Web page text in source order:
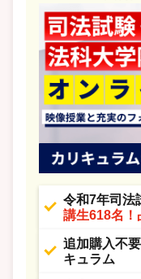
令和7年司法
講生618名！
追加購入不
キュラム